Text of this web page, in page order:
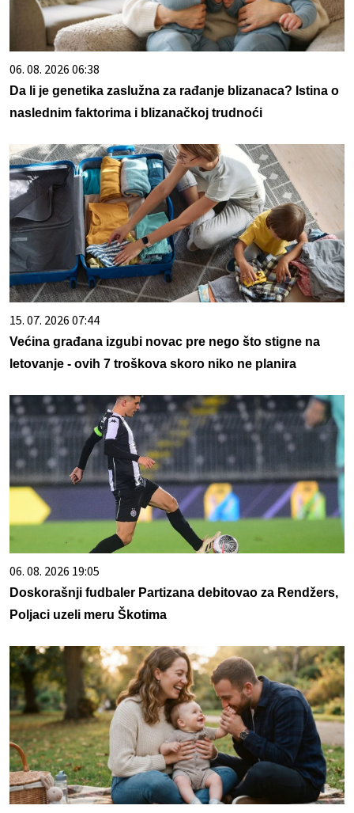
06. 08. 2026 06:38
Da li je genetika zaslužna za rađanje blizanaca? Istina o
naslednim faktorima i blizanačkoj trudnoći
15. 07. 2026 07:44
Većina građana izgubi novac pre nego što stigne na
letovanje - ovih 7 troškova skoro niko ne planira
06. 08. 2026 19:05
Doskorašnji fudbaler Partizana debitovao za Rendžers,
Poljaci uzeli meru Škotima